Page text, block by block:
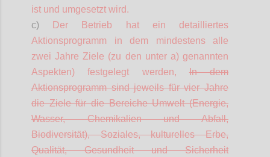
ist und umgesetzt wird.
c)
Der Betrieb hat ein
detailliertes
Aktionsprogramm in dem mindestens alle
zwei Jahre Ziele (zu den unter a) genannten
Aspekten) festgelegt werden, In dem
Aktionsprogramm sind jeweils für vier Jahre
die Ziele für die Bereiche Umwelt (Energie,
Wasser, Chemikalien und Abfall,
Biodiversität), Soziales, kulturelles Erbe,
Qualität, Gesundheit und Sicherheit